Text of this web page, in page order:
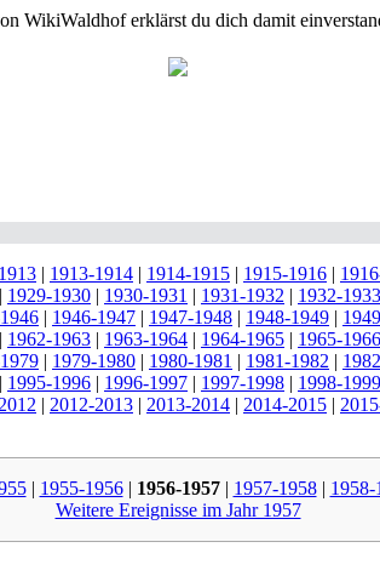
erklärst du dich damit
| 1913-1914 | 1914-1915 | 1915-1916 |
| 1929-1930 | 1930-1931 | 1931-1932 | 1932-1933
| 1946-1947 | 1947-1948 | 1948-1949 |
| 1962-1963 | 1963-1964 | 1964-1965 | 1965-1966
| 1979-1980 | 1980-1981 | 1981-1982 |
| 1995-1996 | 1996-1997 | 1997-1998 | 1998-1999
| 2012-2013 | 2013-2014 | 2014-2015 |
| 1955-1956| 1956-1957| 1957-1958| 1958-
Weitere Ereignisse im Jahr 1957